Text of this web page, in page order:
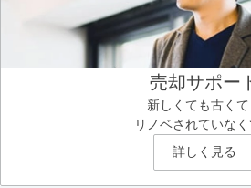
売却サポー
新しくても古くて
リノベされていなく
詳しく見る